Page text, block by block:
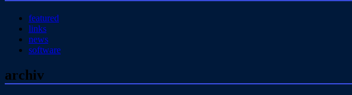
featured
links
news
software
archiv